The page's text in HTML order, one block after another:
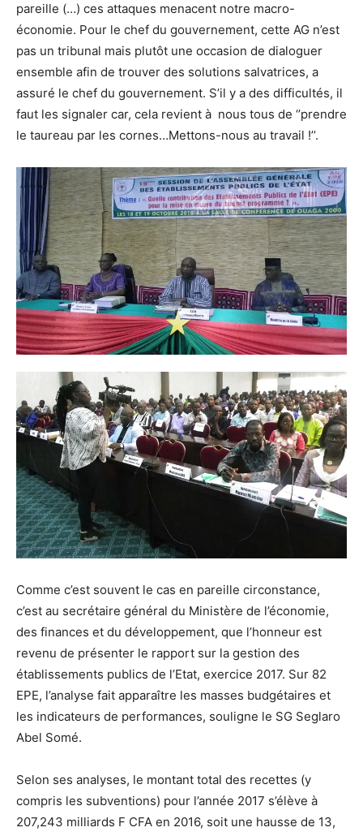
pareille (…) ces attaques menacent notre macro-
économie. Pour le chef du gouvernement, cette AG n’est
pas un tribunal mais plutôt une occasion de dialoguer
ensemble afin de trouver des solutions salvatrices, a
assuré le chef du gouvernement. S’il y a des difficultés, il
faut les signaler car, cela revient à nous tous de ‘’prendre
le taureau par les cornes…Mettons-nous au travail !’’.
Comme c’est souvent le cas en pareille circonstance,
c’est au secrétaire général du Ministère de l’économie,
des finances et du développement, que l’honneur est
revenu de présenter le rapport sur la gestion des
établissements publics de l’Etat, exercice 2017. Sur 82
EPE, l’analyse fait apparaître les masses budgétaires et
les indicateurs de performances, souligne le SG Seglaro
Abel Somé.
Selon ses analyses, le montant total des recettes (y
compris les subventions) pour l’année 2017 s’élève à
207,243 milliards F CFA en 2016, soit une hausse de 13,